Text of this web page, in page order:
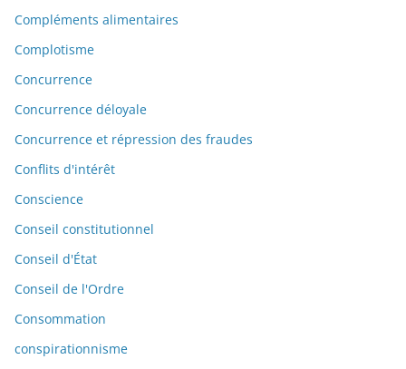
Compléments alimentaires
Complotisme
Concurrence
Concurrence déloyale
Concurrence et répression des fraudes
Conflits d'intérêt
Conscience
Conseil constitutionnel
Conseil d'État
Conseil de l'Ordre
Consommation
conspirationnisme